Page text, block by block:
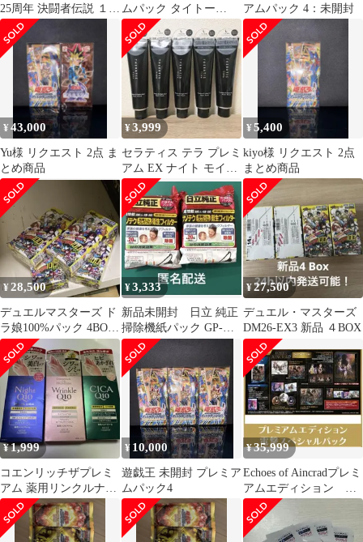
25周年 決闘者伝説 １
BOX新品未開封 シュリ
ンク 付き
ムパック タイトー
PlayStation用ゲーム
アムパック 4：未開封
¥43,000
Yu様 リクエスト 2点 ま
とめ商品
¥3,999
セラティス テラ プレミ
アム EX ナイト モイス
ト ヘアパック 5点
¥5,400
kiyo様 リクエスト 2点
まとめ商品
¥28,500
デュエルマスターズ ド
ラ娘100%パック 4BOX
新品未開封 シュリンク
付き
¥3,333
新品未開封 日立 純正
掃除機紙パック GP-
2000FS こぼさんパック
×2
¥27,500
デュエル・マスターズ
DM26-EX3 新品 ４BOX
¥1,999
コエンリッチザプレミ
アム 薬用リンクルナイ
ト リンクルホワイト
CICAリペア
¥ 10,000
遊戯王 未開封 プレミア
ムパック4
¥35,999
Echoes of Aincradプレミ
アムエディション 電
撃スペシャルパック